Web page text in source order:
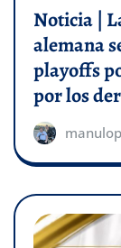
Noticia |
alemana
playoffs
por los